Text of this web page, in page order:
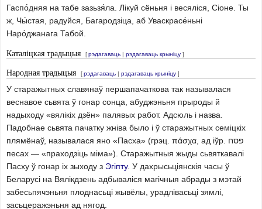
Гаспо́дняя на табе зазьзя́ла. Лікуй сёньня і весяліся, Сіоне. Ты
ж, Чы́стая, радуйся, Багародзіца, аб Уваскрасе́ньні
Наро́джанага Табой.
Каталіцкая традыцыя [ рэдагаваць | рэдагаваць крыніцу ]
Народная традыцыя [ рэдагаваць | рэдагаваць крыніцу ]
У старажытных славянаў першапачаткова так называлася
веснавое сьвята ў гонар сонца, абуджэньня прыроды й
надыходу «вялікіх дзён» палявых работ. Адсюль і назва.
Падобнае сьвята пачатку жніва было і ў старажытных семіцкіх
плямёнаў, называлася яно «Пасха» (грэц. πάσχα, ад іўр. פסח
песах — «праходзіць міма»). Старажытныя жыды сьвяткавалі
Пасху ў гонар іх зыходу з Эгіпту. У дахрысьціянскія часы ў
Беларусі на Вялікдзень адбываліся магічныя абрады з мэтай
забесьпячэньня плоднасьці жывёлы, урадлівасьці зямлі,
засьцеражэньня ад нягод.